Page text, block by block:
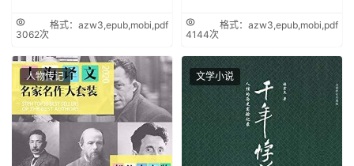
3062次
格式：azw3,epub,mobi,pdf
4144次
格式：azw3,epub,mobi,pdf
人物传记 文学小说